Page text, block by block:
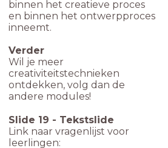
binnen het creatieve proces
en binnen het ontwerpproces
inneemt.
Verder
Wil je meer
creativiteitstechnieken
ontdekken, volg dan de
andere modules!
Slide 19 - Tekstslide
Link naar vragenlijst voor
leerlingen: